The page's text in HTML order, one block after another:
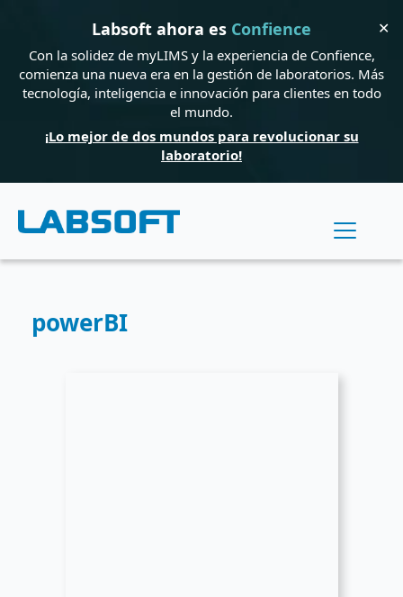
Labsoft ahora es Confience
Con la solidez de myLIMS y la experiencia de Confience,
comienza una nueva era en la gestión de laboratorios. Más
tecnología, inteligencia e innovación para clientes en todo
el mundo.
¡Lo mejor de dos mundos para revolucionar su
laboratorio!
✕
powerBI